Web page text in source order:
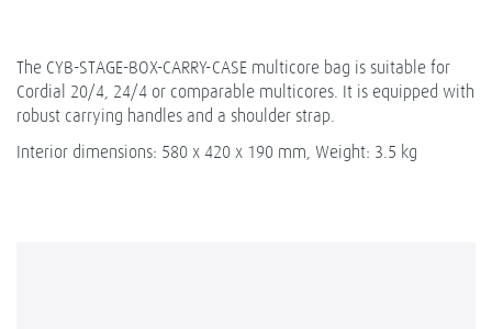
The CYB-STAGE-BOX-CARRY-CASE multicore bag is suitable for
Cordial 20/4, 24/4 or comparable multicores. It is equipped with
robust carrying handles and a shoulder strap.
Interior dimensions: 580 x 420 x 190 mm, Weight: 3.5 kg